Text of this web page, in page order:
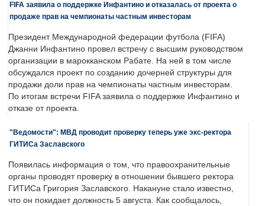
FIFA заявила о поддержке Инфантино и отказалась от проекта о
продаже прав на чемпионаты частным инвесторам
Президент Международной федерации футбола (FIFA)
Джанни Инфантино провел встречу с высшим руководством
организации в марокканском Рабате. На ней в том числе
обсуждался проект по созданию дочерней структуры для
продажи доли прав на чемпионаты частным инвесторам.
По итогам встречи FIFA заявила о поддержке Инфантино и
отказе от проекта.
"Ведомости": МВД проводит проверку теперь уже экс-ректора
ГИТИСа Заславского
Появилась информация о том, что правоохранительные
органы проводят проверку в отношении бывшего ректора
ГИТИСа Григория Заславского. Накануне стало известно,
что он покидает должность 5 августа. Как сообщалось,